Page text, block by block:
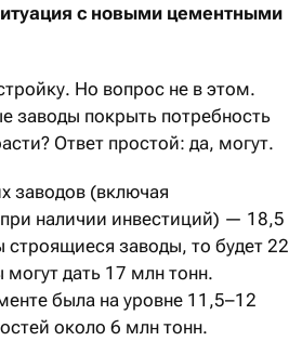
с новыми цементными
Но вопрос не в этом.
заводы покрыть потребность
Ответ простой: да, могут.
заводов (включая
наличии инвестиций) — 18,5
строящиеся заводы, то будет 22
дать 17 млн тонн.
была на уровне 11,5–12
около 6 млн тонн.